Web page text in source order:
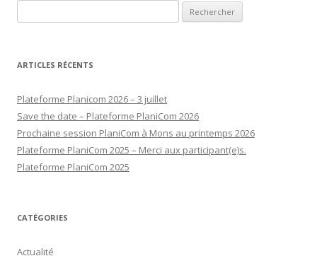
ARTICLES RÉCENTS
Plateforme Planicom 2026 – 3 juillet
Save the date – Plateforme PlaniCom 2026
Prochaine session PlaniCom à Mons au printemps 2026
Plateforme PlaniCom 2025 – Merci aux participant(e)s.
Plateforme PlaniCom 2025
CATÉGORIES
Actualité